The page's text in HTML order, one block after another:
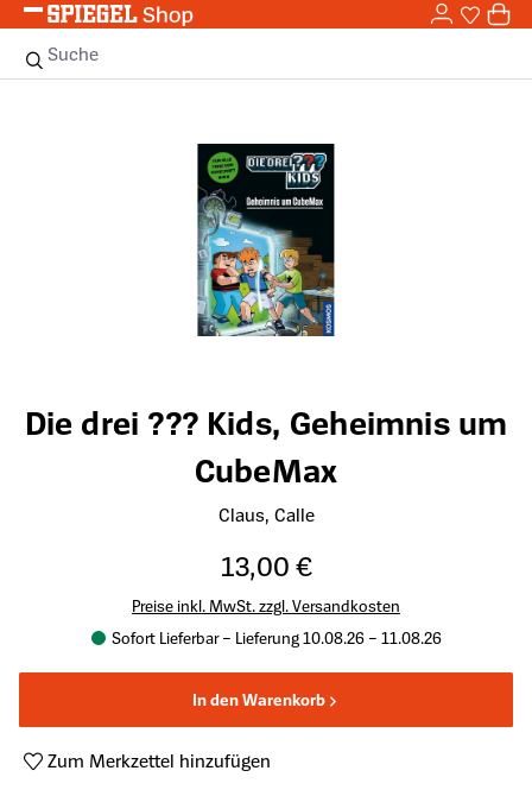
Zum Hauptinhalt springen 0
Suche
Die drei ??? Kids, Geheimnis um
CubeMax
Claus, Calle
13,00 €
Preise inkl. MwSt. zzgl. Versandkosten
Sofort Lieferbar – Lieferung 10.08.26 – 11.08.26
In den Warenkorb
Zum Merkzettel hinzufügen